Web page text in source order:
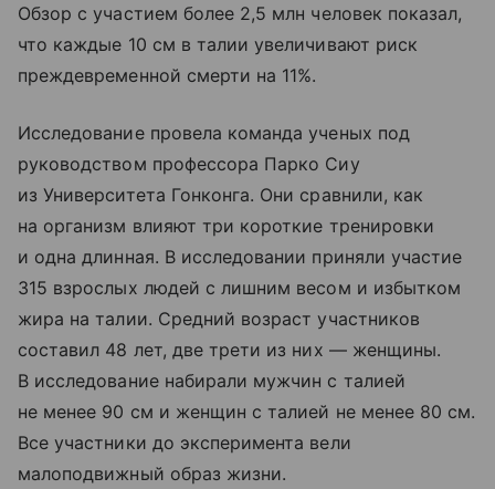
Обзор с участием более 2,5 млн человек показал,
что каждые 10 см в талии увеличивают риск
преждевременной смерти на 11%.
Исследование провела команда ученых под
руководством профессора Парко Сиу
из Университета Гонконга. Они сравнили, как
на организм влияют три короткие тренировки
и одна длинная. В исследовании приняли участие
315 взрослых людей с лишним весом и избытком
жира на талии. Средний возраст участников
составил 48 лет, две трети из них — женщины.
В исследование набирали мужчин с талией
не менее 90 см и женщин с талией не менее 80 см.
Все участники до эксперимента вели
малоподвижный образ жизни.